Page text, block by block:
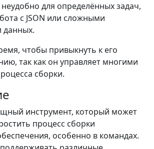
для определённых задач,
с JSON или сложными
данных.
чтобы привыкнуть к его
так как он управляет многими
сборки.
инструмент, который может
процесс сборки
особенно в командах.